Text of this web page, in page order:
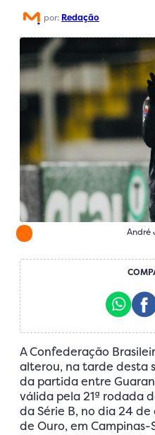
por: Redação
André
A Confederação
alterou, na tarde desta
da partida entre
válida pela 21ª rodada
da Série B, no dia 24
de Ouro, em Campinas-